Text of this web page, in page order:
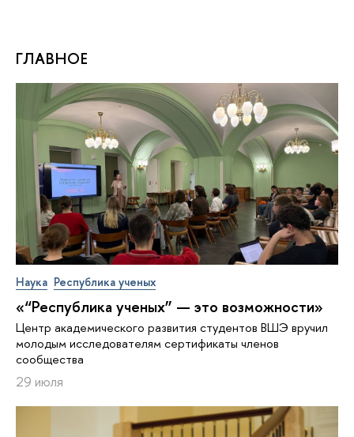
ГЛАВНОЕ
Наука Республика ученых
«“Республика ученых” — это возможности»
Центр академического развития студентов ВШЭ вручил
молодым исследователям сертификаты членов
сообщества
29 июля